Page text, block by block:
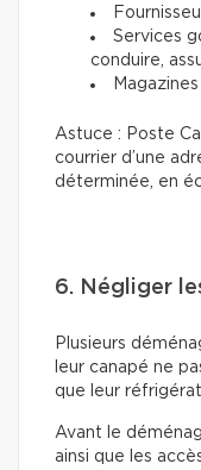
Services
conduire,
Astuce : Poste
courrier d’une
déterminée, en
6. Négliger
Plusieurs
leur canapé ne
que leur
Avant le
ainsi que les